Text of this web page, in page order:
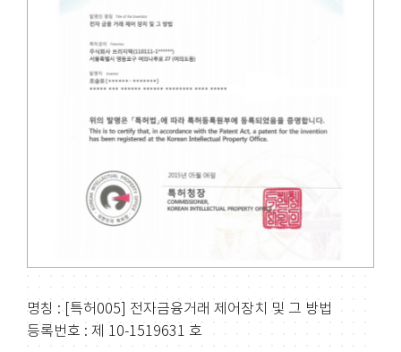
명칭 : [특허005] 전자금융거래 제어장치 및 그 방법
등록번호 : 제 10-1519631 호